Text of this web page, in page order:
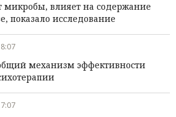
микробы, влияет на содержание
показало исследование
механизм эффективности